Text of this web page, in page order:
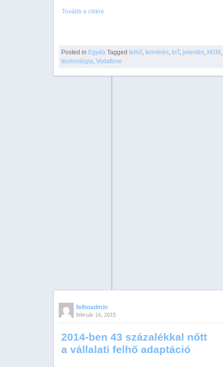
Tovább a cikkre
Posted in Egyéb Tagged felhő,felmérés, IoT,jelentés, M2M ,
technológia,Vodafone
felhoadmin
február 16, 2015
2014-ben 43 százalékkal nőtt
a vállalati felhő adaptáció